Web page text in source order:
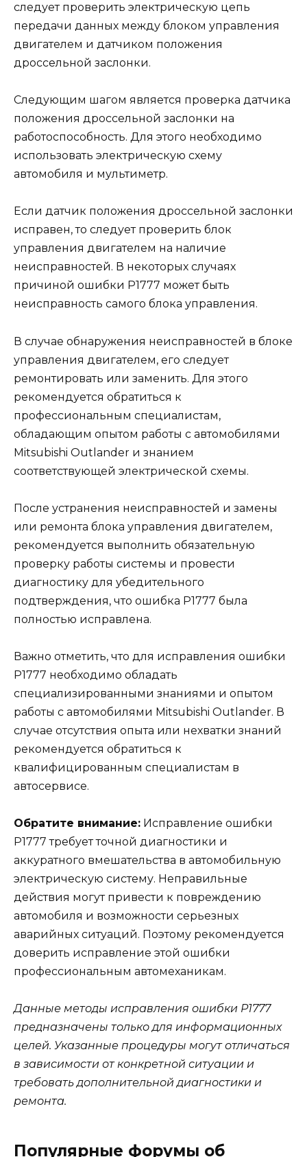
следует проверить электрическую цепь
передачи данных между блоком управления
двигателем и датчиком положения
дроссельной заслонки.
Следующим шагом является проверка датчика
положения дроссельной заслонки на
работоспособность. Для этого необходимо
использовать электрическую схему
автомобиля и мультиметр.
Если датчик положения дроссельной заслонки
исправен, то следует проверить блок
управления двигателем на наличие
неисправностей. В некоторых случаях
причиной ошибки Р1777 может быть
неисправность самого блока управления.
В случае обнаружения неисправностей в блоке
управления двигателем, его следует
ремонтировать или заменить. Для этого
рекомендуется обратиться к
профессиональным специалистам,
обладающим опытом работы с автомобилями
Mitsubishi Outlander и знанием
соответствующей электрической схемы.
После устранения неисправностей и замены
или ремонта блока управления двигателем,
рекомендуется выполнить обязательную
проверку работы системы и провести
диагностику для убедительного
подтверждения, что ошибка Р1777 была
полностью исправлена.
Важно отметить, что для исправления ошибки
Р1777 необходимо обладать
специализированными знаниями и опытом
работы с автомобилями Mitsubishi Outlander. В
случае отсутствия опыта или нехватки знаний
рекомендуется обратиться к
квалифицированным специалистам в
автосервисе.
Обратите внимание: Исправление ошибки
Р1777 требует точной диагностики и
аккуратного вмешательства в автомобильную
электрическую систему. Неправильные
действия могут привести к повреждению
автомобиля и возможности серьезных
аварийных ситуаций. Поэтому рекомендуется
доверить исправление этой ошибки
профессиональным автомеханикам.
Данные методы исправления ошибки Р1777
предназначены только для информационных
целей. Указанные процедуры могут отличаться
в зависимости от конкретной ситуации и
требовать дополнительной диагностики и
ремонта.
Популярные форумы об